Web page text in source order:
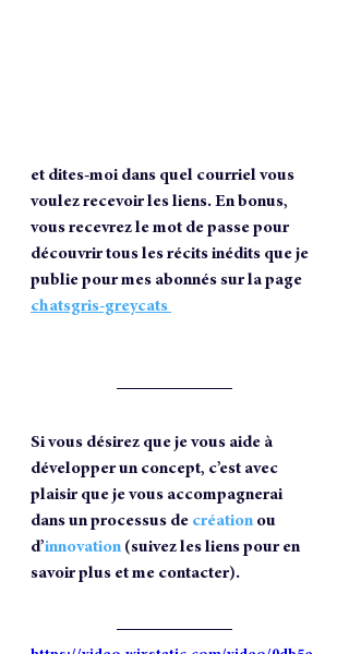
et dites-moi dans quel courriel vous
voulez recevoir les liens. En bonus,
vous recevrez le mot de passe pour
découvrir tous les récits inédits que je
publie pour mes abonnés sur la page
chatsgris-greycats
Si vous désirez que je vous aide à
développer un concept, c’est avec
plaisir que je vous accompagnerai
dans un processus de création ou
d’innovation (suivez les liens pour en
savoir plus et me contacter).